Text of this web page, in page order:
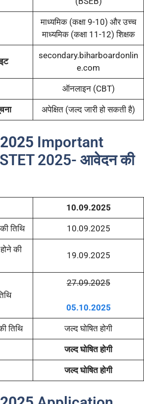
माध्यमिक (कक्षा 9-10) और उच्च
माध्यमिक (कक्षा 11-12) शिक्षक
secondary.biharboardonlin
e.com
ऑनलाइन (CBT)
अपेक्षित (जल्द जारी हो सकती है)
Important
STET 2025- आवेदन की
10.09.2025
तिथि 10.09.2025
की
19.09.2025
27.09.2025
05.10.2025
तिथि जल्द घोषित होगी
जल्द घोषित होगी
जल्द घोषित होगी